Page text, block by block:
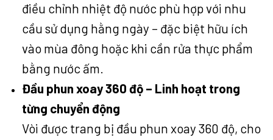
điều chỉnh nhiệt độ nước phù hợp với nhu
cầu sử dụng hằng ngày – đặc biệt hữu ích
vào mùa đông hoặc khi cần rửa thực phẩm
bằng nước ấm.
Đầu phun xoay 360 độ – Linh hoạt trong
từng chuyển động
Vòi được trang bị đầu phun xoay 360 độ, cho